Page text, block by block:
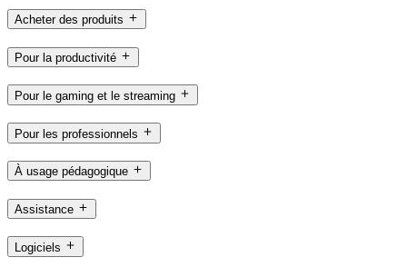
Acheter des produits
Pour la productivité
Pour le gaming et le streaming
Pour les professionnels
À usage pédagogique
Assistance
Logiciels